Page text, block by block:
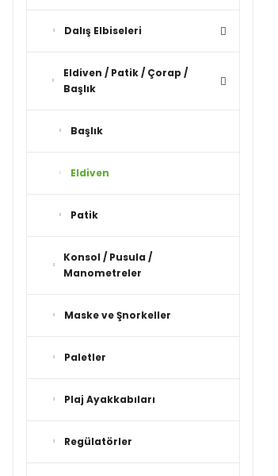
Dalış Elbiseleri
Eldiven / Patik / Çorap /
Başlık
Başlık
Eldiven
Patik
Konsol / Pusula /
Manometreler
Maske ve Şnorkeller
Paletler
Plaj Ayakkabıları
Regülatörler